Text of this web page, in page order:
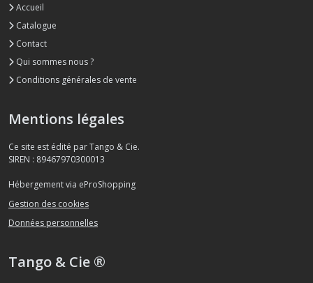
Accueil
Catalogue
Contact
Qui sommes nous ?
Conditions générales de vente
Mentions légales
Ce site est édité par Tango & Cie.
SIREN : 89467970300013
Hébergement via eProShopping
Gestion des cookies
Données personnelles
Tango & Cie ®